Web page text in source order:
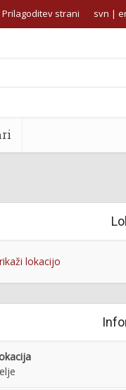
Prilagoditev strani svn |
lokacijo